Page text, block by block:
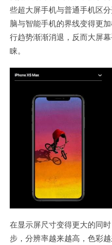
些超大屏手机与普通手机区
脑与智能手机的界线变得更
行趋势渐渐消退，反而大屏
睐。
在显示屏尺寸变得更大的同
步，分辨率越来越高，色彩